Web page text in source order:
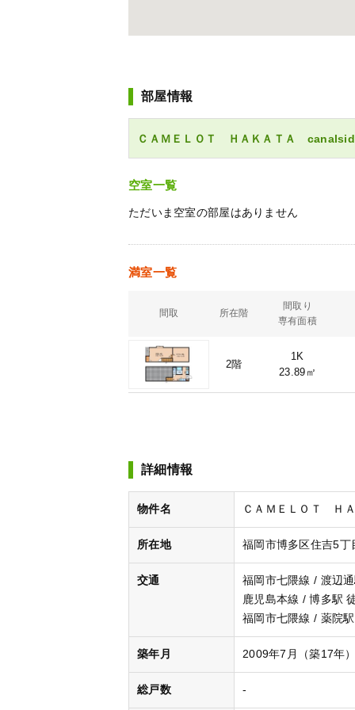
部屋情報
ＣＡＭＥＬＯＴ ＨＡＫＡＴＡ
空室一覧
ただいま空室の部屋はありません
満室一覧
間取 所在階
間取り
専有面積
2階
1K
23.89㎡
詳細情報
物件名 ＣＡＭＥＬＯＴ Ｈ
所在地 福岡市博多区住吉5丁
交通
福岡市七隈線 / 渡辺
鹿児島本線 / 博多駅
福岡市七隈線 / 薬院
築年月 2009年7月（築17年
総戸数 -